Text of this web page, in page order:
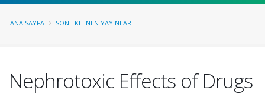
ANA SAYFA SON EKLENEN YAYINLAR
Nephrotoxic Effects of Drugs